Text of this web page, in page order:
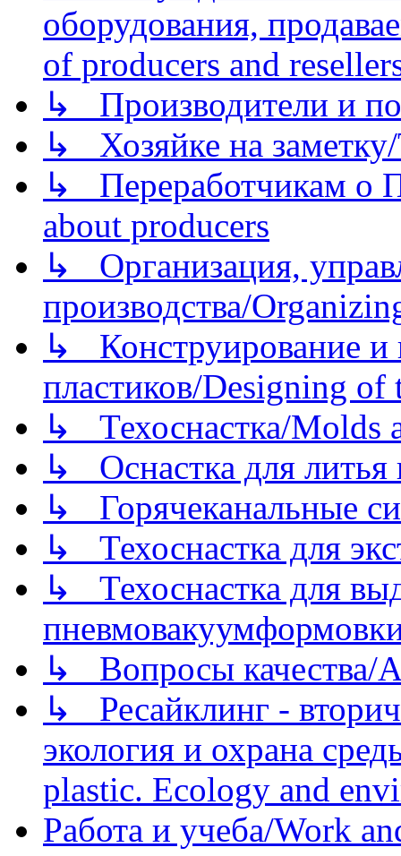
оборудования,
of producers and
↳ Производители и
↳ Хозяйке на
↳ Переработчикам о
about producers
↳ Организация,
производства/
↳ Конструирование и
пластиков/Designing of
↳ Техоснастка/Molds
↳ Оснастка для литья
↳ Горячеканальные
↳ Техоснастка для
↳ Техоснастка для
↳ Вопросы качества/
↳ Ресайклинг -
экология и охрана
plastic. Ecology and
Работа и учеба/Work